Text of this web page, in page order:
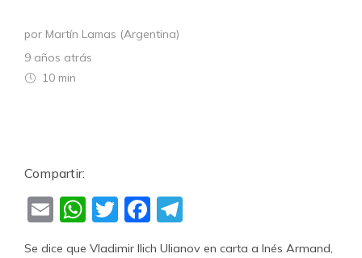
por Martín Lamas (Argentina)
9 años atrás
10 min
Compartir:
EmailWhatsApp
TwitterFacebook
Se dice que Vladimir Ilich Ulianov en carta a Inés Armand,